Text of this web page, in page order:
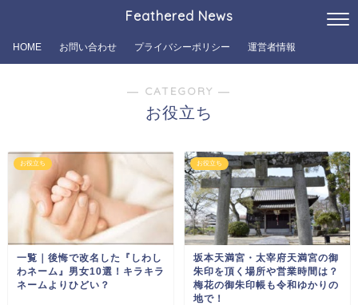
Feathered News
HOME お問い合わせ プライバシーポリシー 運営者情報
― CATEGORY ―
お役立ち
お役立ち
一覧｜後悔で改名した『しわし
わネーム』男女10選！キラキラ
ネームよりひどい？
お役立ち
坂本天満宮・太宰府天満宮の御
朱印を頂く場所や営業時間は？
梅花の御朱印帳も令和ゆかりの
地で！